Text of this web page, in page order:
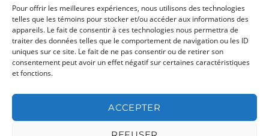
Pour offrir les meilleures expériences, nous utilisons des technologies
telles que les témoins pour stocker et/ou accéder aux informations des
appareils. Le fait de consentir à ces technologies nous permettra de
traiter des données telles que le comportement de navigation ou les ID
uniques sur ce site. Le fait de ne pas consentir ou de retirer son
consentement peut avoir un effet négatif sur certaines caractéristiques
et fonctions.
ACCEPTER
Produits
ouvrir
le
le
le